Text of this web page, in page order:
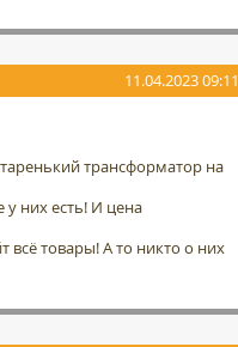
11.04.2023 09:11
трансформатор на
у них есть! И цена
всё товары! А то никто о них